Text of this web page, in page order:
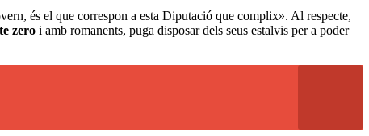
és el que correspon a esta Diputació que complix». Al respecte,
zero i amb romanents, puga disposar dels seus estalvis per a poder